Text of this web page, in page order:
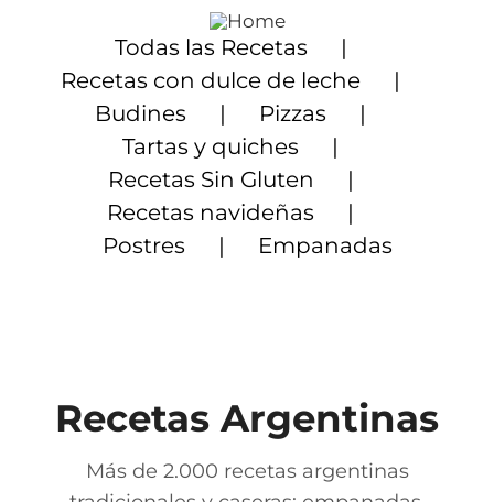
contenido
Todas las Recetas
Recetas con dulce de leche
Budines
Pizzas
Tartas y quiches
Recetas Sin Gluten
Recetas navideñas
Postres
Empanadas
Recetas Argentinas
Más de 2.000 recetas argentinas